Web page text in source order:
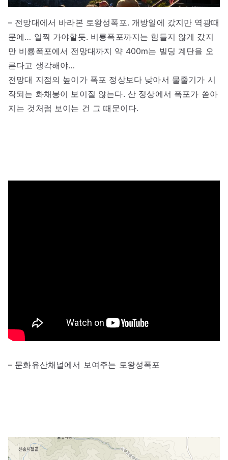
– 전망대에서 바라본 토왕성폭포. 개방일에 갔지만 역광때
문에… 일찍 가야할듯. 비룡폭포까지는 힘들지 않게 갔지
만 비룡폭포에서 전망대까지 약 400m는 빌딩 계단을 오
른다고 생각해야…
전망대 지점의 높이가 폭포 정상보다 낮아서 물줄기가 시
작되는 화채봉이 보이질 않는다. 산 정상에서 폭포가 쏟아
지는 것처럼 보이는 건 그 때문이다.
– 문화유산채널에서 보여주는 토왕성폭포